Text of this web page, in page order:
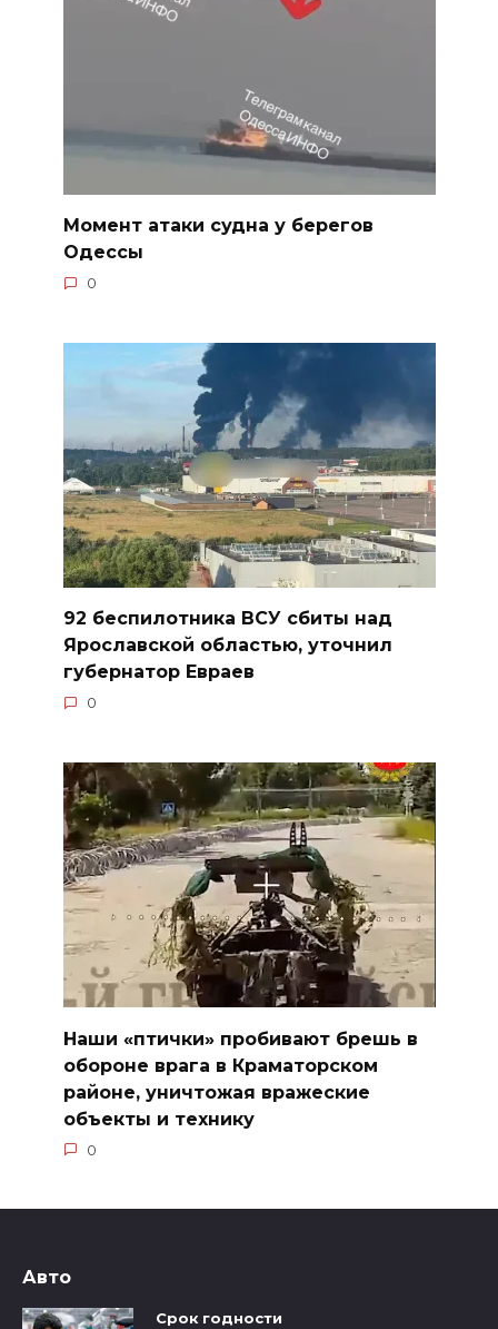
Момент атаки судна у берегов
Одессы
0
92 беспилотника ВСУ сбиты над
Ярославской областью, уточнил
губернатор Евраев
0
Наши «птички» пробивают брешь в
обороне врага в Краматорском
районе, уничтожая вражеские
объекты и технику
0
Авто
Срок годности